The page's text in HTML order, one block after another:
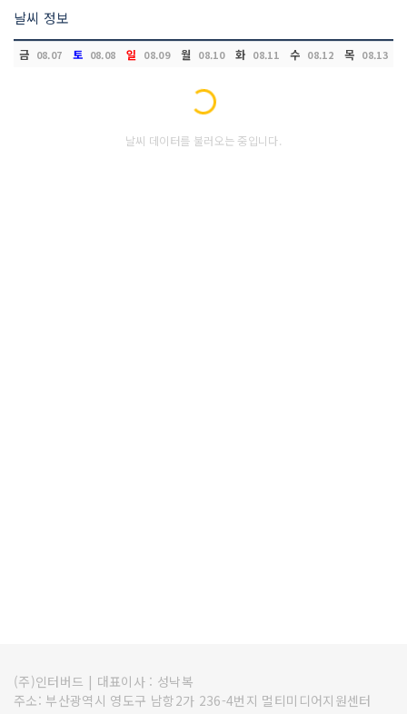
날씨 정보
금 08.07 토 08.08 일 08.09 월 08.10 화 08.11 수 08.12 목 08.13
Loading...
날씨 데이터를 불러오는 중입니다.
(주)인터버드 | 대표이사 : 성낙복
주소: 부산광역시 영도구 남항2가 236-4번지 멀티미디어지원센터